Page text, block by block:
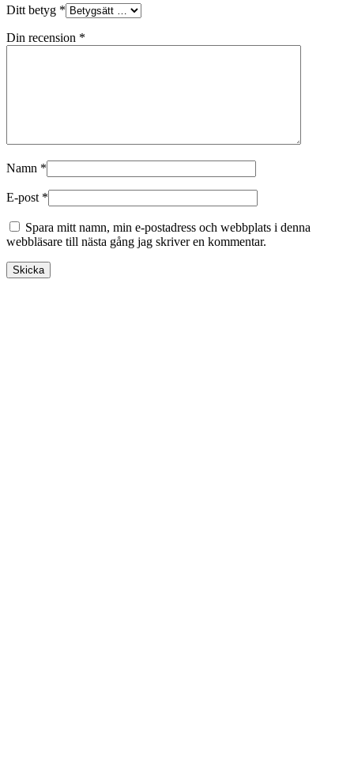
Ditt betyg *
Din recension *
Namn *
E-post *
Spara mitt namn, min e-postadress och webbplats i denna
webbläsare till nästa gång jag skriver en kommentar.